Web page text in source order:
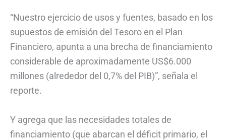
“Nuestro ejercicio de usos y fuentes, basado en los
supuestos de emisión del Tesoro en el Plan
Financiero, apunta a una brecha de financiamiento
considerable de aproximadamente US$6.000
millones (alrededor del 0,7% del PIB)”, señala el
reporte.
Y agrega que las necesidades totales de
financiamiento (que abarcan el déficit primario, el